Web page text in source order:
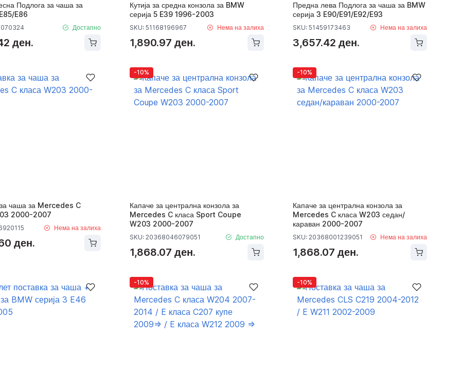
Подлога за чаша за
E86
Достапно
ден.
Кутија за средна конзола за BMW
серија 5 E39 1996-2003
SKU: 51168196967 Нема на залиха
1,890.97 ден.
Предна лева Подлога за чаша за BMW
серија 3 E90/E91/E92/E93
SKU: 51459173463 Нема на залиха
3,657.42 ден.
чаша за Mercedes C
2000-2007
Нема на залиха
ден.
-10%
Капаче за централна конзола за
Mercedes C класа Sport Coupe
W203 2000-2007
SKU: 20368046079051 Достапно
1,868.07 ден.
-10%
Капаче за централна конзола за
Mercedes C класа W203 седан/
караван 2000-2007
SKU: 20368001239051 Нема на залиха
1,868.07 ден.
-10% -10%